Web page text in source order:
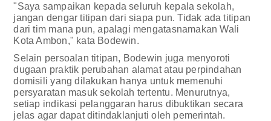
"Saya sampaikan kepada seluruh kepala sekolah,
jangan dengar titipan dari siapa pun. Tidak ada titipan
dari tim mana pun, apalagi mengatasnamakan Wali
Kota Ambon," kata Bodewin.
Selain persoalan titipan, Bodewin juga menyoroti
dugaan praktik perubahan alamat atau perpindahan
domisili yang dilakukan hanya untuk memenuhi
persyaratan masuk sekolah tertentu. Menurutnya,
setiap indikasi pelanggaran harus dibuktikan secara
jelas agar dapat ditindaklanjuti oleh pemerintah.